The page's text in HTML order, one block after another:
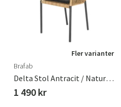
Danmark
Fler varianter
Brafab
Delta Stol Antracit / Natural Wicker / Teddy Black
1 490 kr